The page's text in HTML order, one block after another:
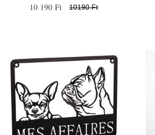
10 190 Ft 10190 Ft